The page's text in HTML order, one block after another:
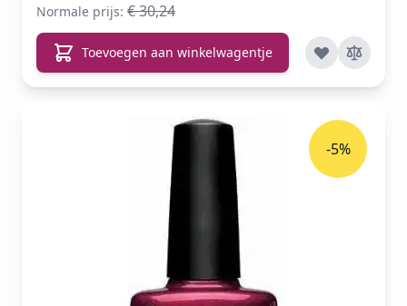
Normale prijs: € 30,24
Toevoegen aan winkelwagentje
-5%